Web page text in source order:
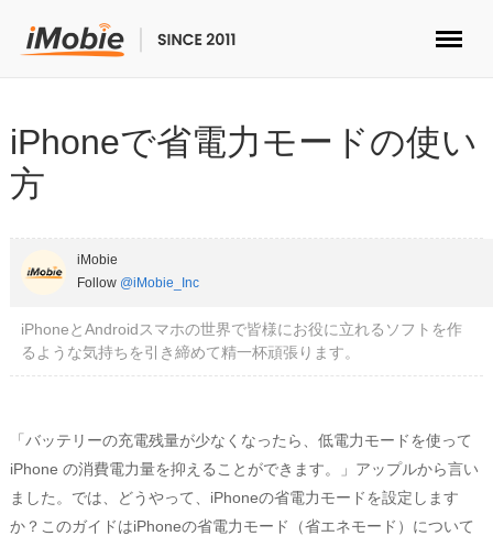
データ転送
便利ツール
ソリューション
ダウンロード
サポート
iPhoneで省電力モードの使い
方
iMobie
Follow @iMobie_Inc
iPhoneとAndroidスマホの世界で皆様にお役に立れるソフトを作
るような気持ちを引き締めて精一杯頑張ります。
「バッテリーの充電残量が少なくなったら、低電力モードを使って
iPhone の消費電力量を抑えることができます。」アップルから言い
ました。では、どうやって、iPhoneの省電力モードを設定します
か？このガイドはiPhoneの省電力モード（省エネモード）について